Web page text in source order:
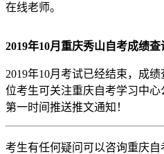
在线老师。
2019年10月重庆秀山自考成绩查
2019年10月考试已经结束，成绩
位考生可关注重庆自考学习中
第一时间推送推文通知！
考生有任何疑问可以咨询重庆自